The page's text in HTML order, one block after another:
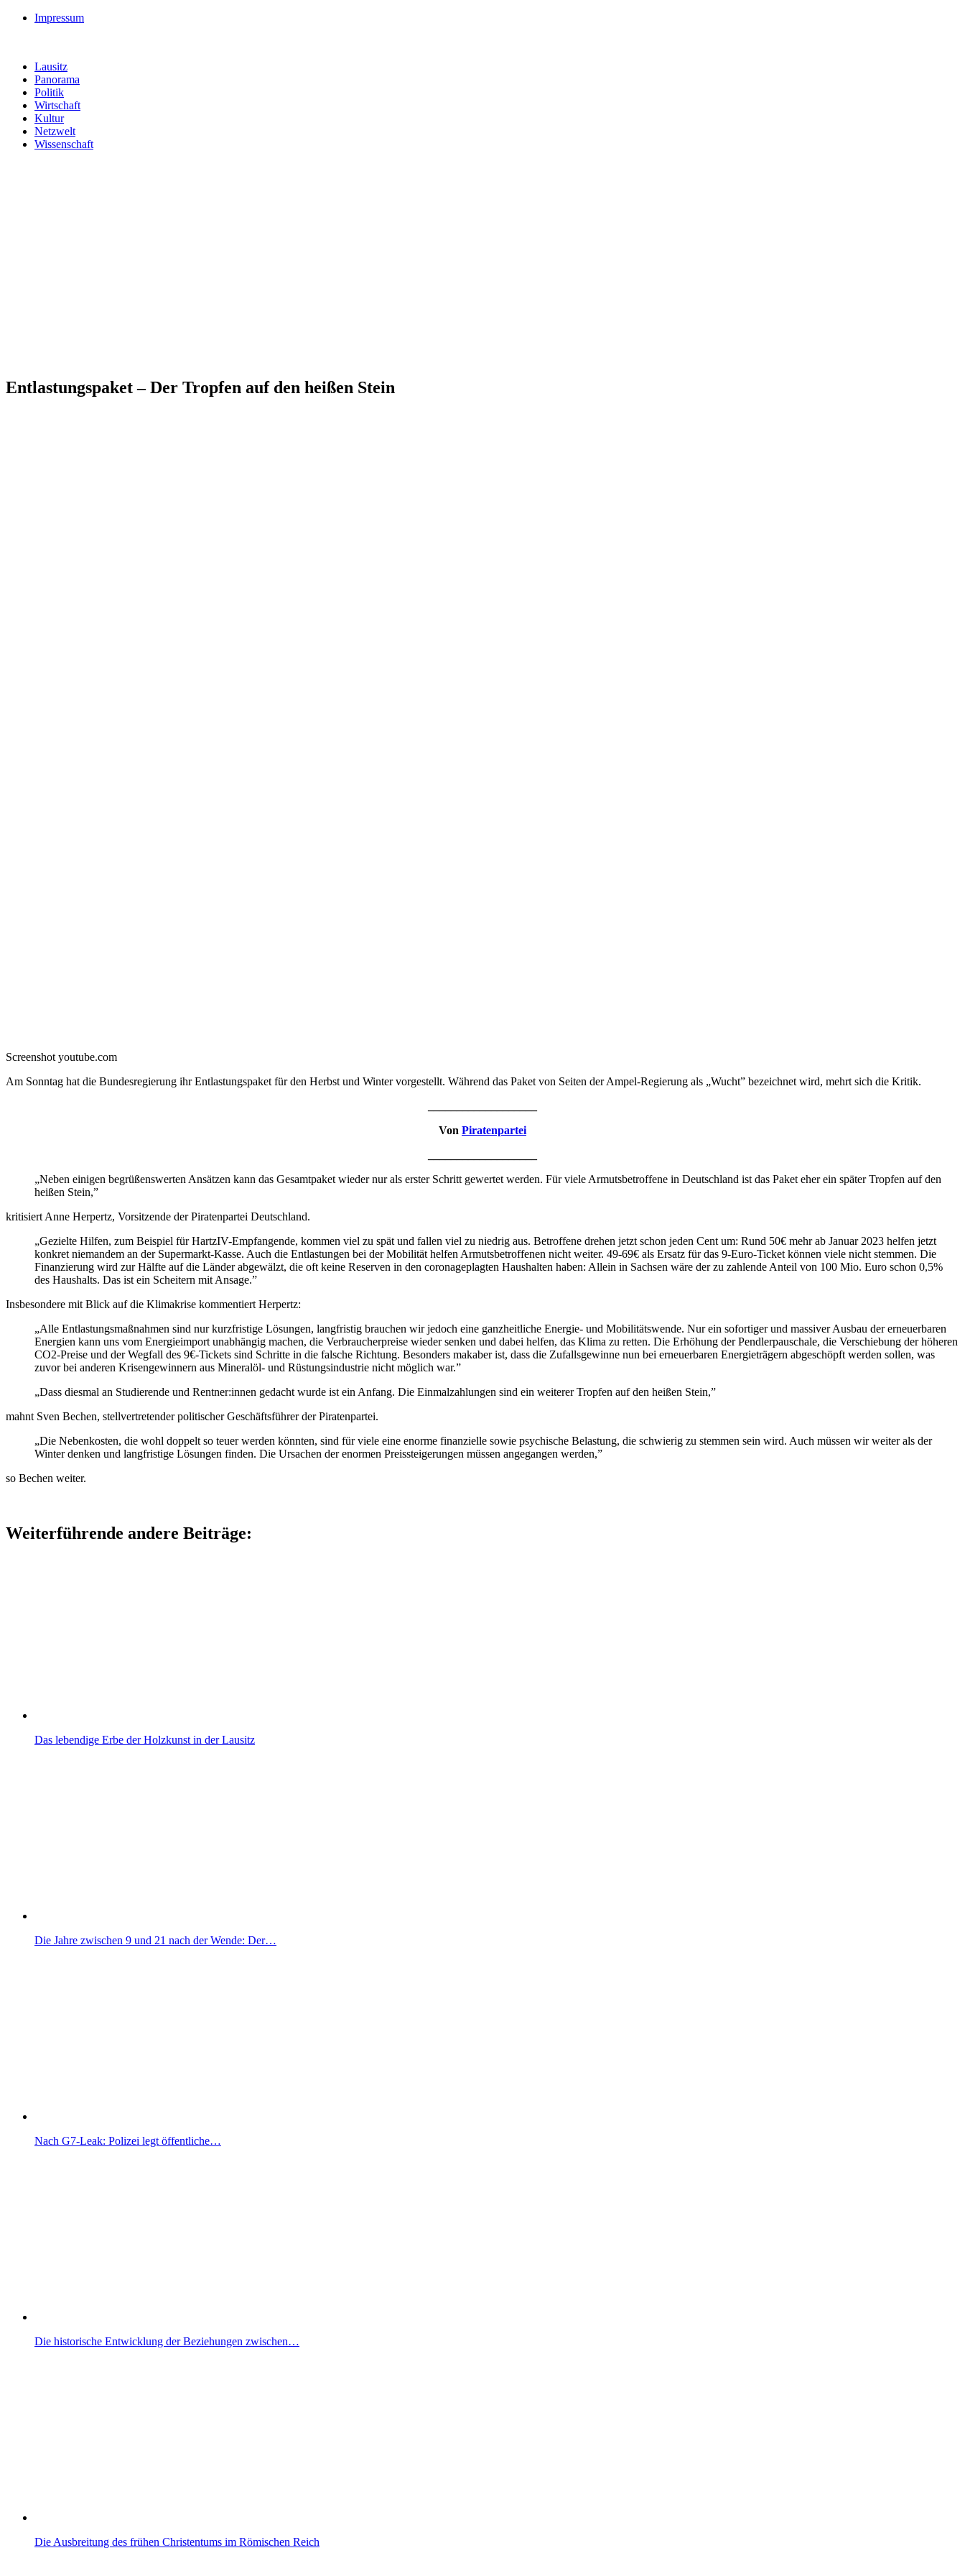
Impressum
Lausitz
Panorama
Politik
Wirtschaft
Kultur
Netzwelt
Wissenschaft
Entlastungspaket – Der Tropfen auf den heißen Stein
Screenshot youtube.com
Am Sonntag hat die Bundesregierung ihr Entlastungspaket für den Herbst und Winter vorgestellt. Während das Paket von Seiten der Ampel-Regierung als „Wucht” bezeichnet wird, mehrt sich die Kritik.
Von Piratenpartei
„Neben einigen begrüßenswerten Ansätzen kann das Gesamtpaket wieder nur als erster Schritt gewertet werden. Für viele Armutsbetroffene in Deutschland ist das Paket eher ein später Tropfen auf den
heißen Stein,”
kritisiert Anne Herpertz, Vorsitzende der Piratenpartei Deutschland.
„Gezielte Hilfen, zum Beispiel für HartzIV-Empfangende, kommen viel zu spät und fallen viel zu niedrig aus. Betroffene drehen jetzt schon jeden Cent um: Rund 50€ mehr ab Januar 2023 helfen jetzt
konkret niemandem an der Supermarkt-Kasse. Auch die Entlastungen bei der Mobilität helfen Armutsbetroffenen nicht weiter. 49-69€ als Ersatz für das 9-Euro-Ticket können viele nicht stemmen. Die
Finanzierung wird zur Hälfte auf die Länder abgewälzt, die oft keine Reserven in den coronageplagten Haushalten haben: Allein in Sachsen wäre der zu zahlende Anteil von 100 Mio. Euro schon 0,5%
des Haushalts. Das ist ein Scheitern mit Ansage.”
Insbesondere mit Blick auf die Klimakrise kommentiert Herpertz:
„Alle Entlastungsmaßnahmen sind nur kurzfristige Lösungen, langfristig brauchen wir jedoch eine ganzheitliche Energie- und Mobilitätswende. Nur ein sofortiger und massiver Ausbau der erneuerbaren
Energien kann uns vom Energieimport unabhängig machen, die Verbraucherpreise wieder senken und dabei helfen, das Klima zu retten. Die Erhöhung der Pendlerpauschale, die Verschiebung der höheren
CO2-Preise und der Wegfall des 9€-Tickets sind Schritte in die falsche Richtung. Besonders makaber ist, dass die Zufallsgewinne nun bei erneuerbaren Energieträgern abgeschöpft werden sollen, was
zuvor bei anderen Krisengewinnern aus Mineralöl- und Rüstungsindustrie nicht möglich war.”
„Dass diesmal an Studierende und Rentner:innen gedacht wurde ist ein Anfang. Die Einmalzahlungen sind ein weiterer Tropfen auf den heißen Stein,”
mahnt Sven Bechen, stellvertretender politischer Geschäftsführer der Piratenpartei.
„Die Nebenkosten, die wohl doppelt so teuer werden könnten, sind für viele eine enorme finanzielle sowie psychische Belastung, die schwierig zu stemmen sein wird. Auch müssen wir weiter als der
Winter denken und langfristige Lösungen finden. Die Ursachen der enormen Preissteigerungen müssen angegangen werden,”
so Bechen weiter.
Weiterführende andere Beiträge:
Das lebendige Erbe der Holzkunst in der Lausitz
Die Jahre zwischen 9 und 21 nach der Wende: Der…
Nach G7-Leak: Polizei legt öffentliche…
Die historische Entwicklung der Beziehungen zwischen…
Die Ausbreitung des frühen Christentums im Römischen Reich